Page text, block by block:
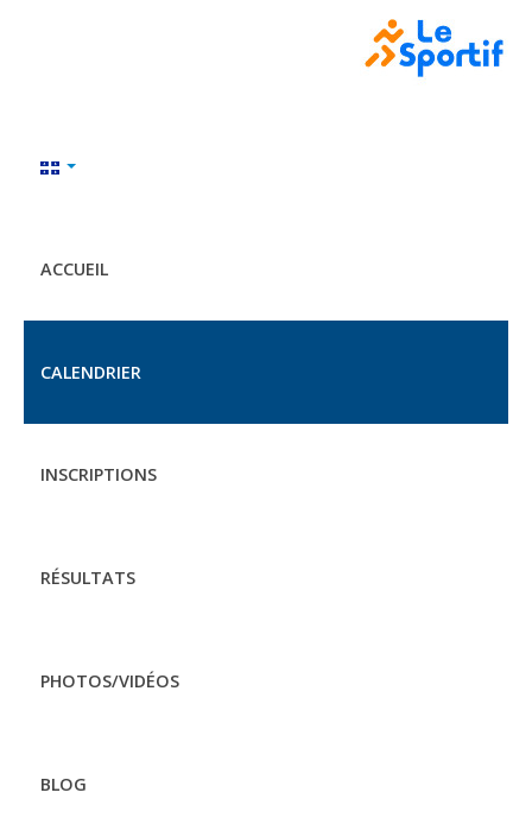
ACCUEIL
CALENDRIER
INSCRIPTIONS
RÉSULTATS
PHOTOS/VIDÉOS
BLOG